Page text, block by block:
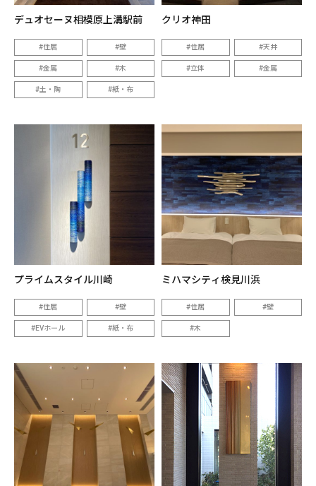
デュオセーヌ相模原上溝駅前
住居 壁
金属 木
土・陶 紙・布
クリオ神田
住居 天井
立体 金属
プライムスタイル川崎
住居 壁
EVホール 紙・布
ミハマシティ検見川浜
住居 壁
木